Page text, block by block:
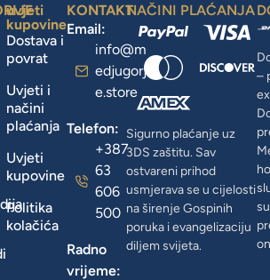
uvjeti
kupovine
Dostava i
povrat
Uvjeti i
načini
plaćanja
Uvjeti
kupovine
Politika
kolačića
KONTAKT
Email:
info@m
edjugorj
e.store
Telefon:
+387
63
606
500
Radno
vrijeme:
NAČINI PLAĆANJA
Sigurno plaćanje uz
3DS zaštitu. Sav
ostvareni prihod
usmjerava se u cijelosti
na širenje Gospinih
poruka i evangelizaciju
diljem svijeta.
–